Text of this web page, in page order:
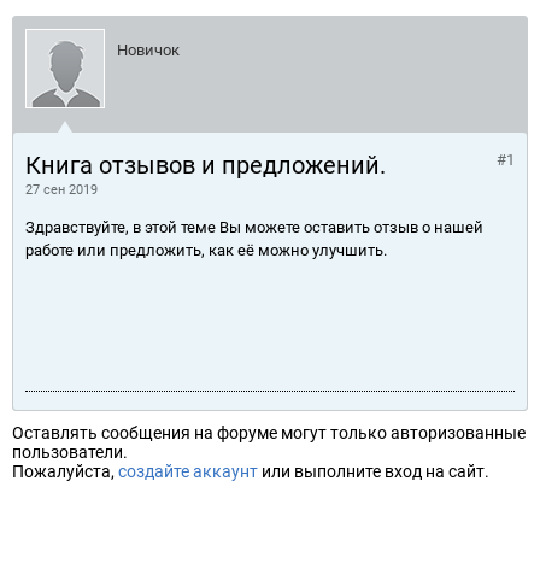
Новичок
Книга отзывов и предложений.
27 сен 2019
#1
Здравствуйте, в этой теме Вы можете оставить отзыв о нашей
работе или предложить, как её можно улучшить.
Оставлять сообщения на форуме могут только авторизованные
пользователи.
Пожалуйста, создайте аккаунт или выполните вход на сайт.